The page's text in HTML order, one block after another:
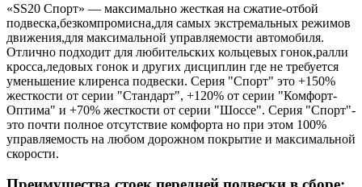
«SS20 Спорт» — максимально жесткая на сжатие-отбой
подвеска,безкомпромисна,для самых экстремальных режимов
движения,для максимальной управляемости автомобиля.
Отлично подходит для любительских кольцевых гонок,ралли
кросса,ледовых гонок и других дисциплин где не требуется
уменьшение клиренса подвески. Серия "Спорт" это +150%
жесткости от серии "Стандарт", +120% от серии "Комфорт-
Оптима" и +70% жесткости от серии "Шоссе". Серия "Спорт"-
это почти полное отсутствие комфорта но при этом 100%
управляемость на любом дорожном покрытие и максимальной
скорости.